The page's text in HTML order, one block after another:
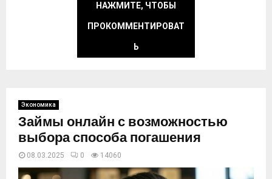
НАЖМИТЕ, ЧТОБЫ
ПРОКОММЕНТИРОВАТ
Ь
Экономика
Займы онлайн с возможностью
выбора способа погашения
08.03.2025 0 14060